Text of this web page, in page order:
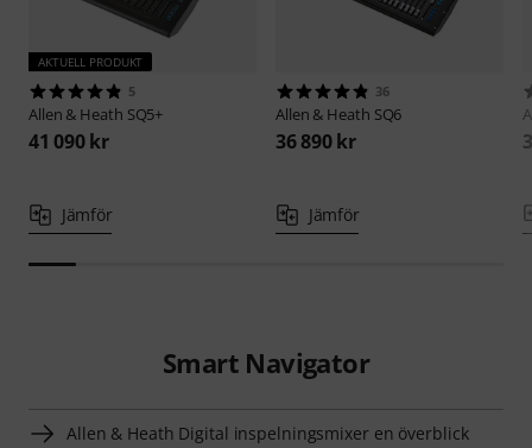
AKTUELL PRODUKT
5
Allen & Heath SQ5+
41 090 kr
Jämför
36
Allen & Heath SQ6
36 890 kr
Jämför
Smart Navigator
Allen & Heath Digital inspelningsmixer en överblick